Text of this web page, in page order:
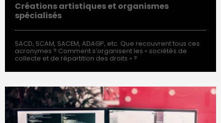
Créations artistiques et organismes
spécialisés
SACD, SCAM, SACEM, ADAGP, etc. Que recouvrent tous ces
acronymes ? Comment s’organisent les « sociétés de
collecte et de répartition des droits » ?